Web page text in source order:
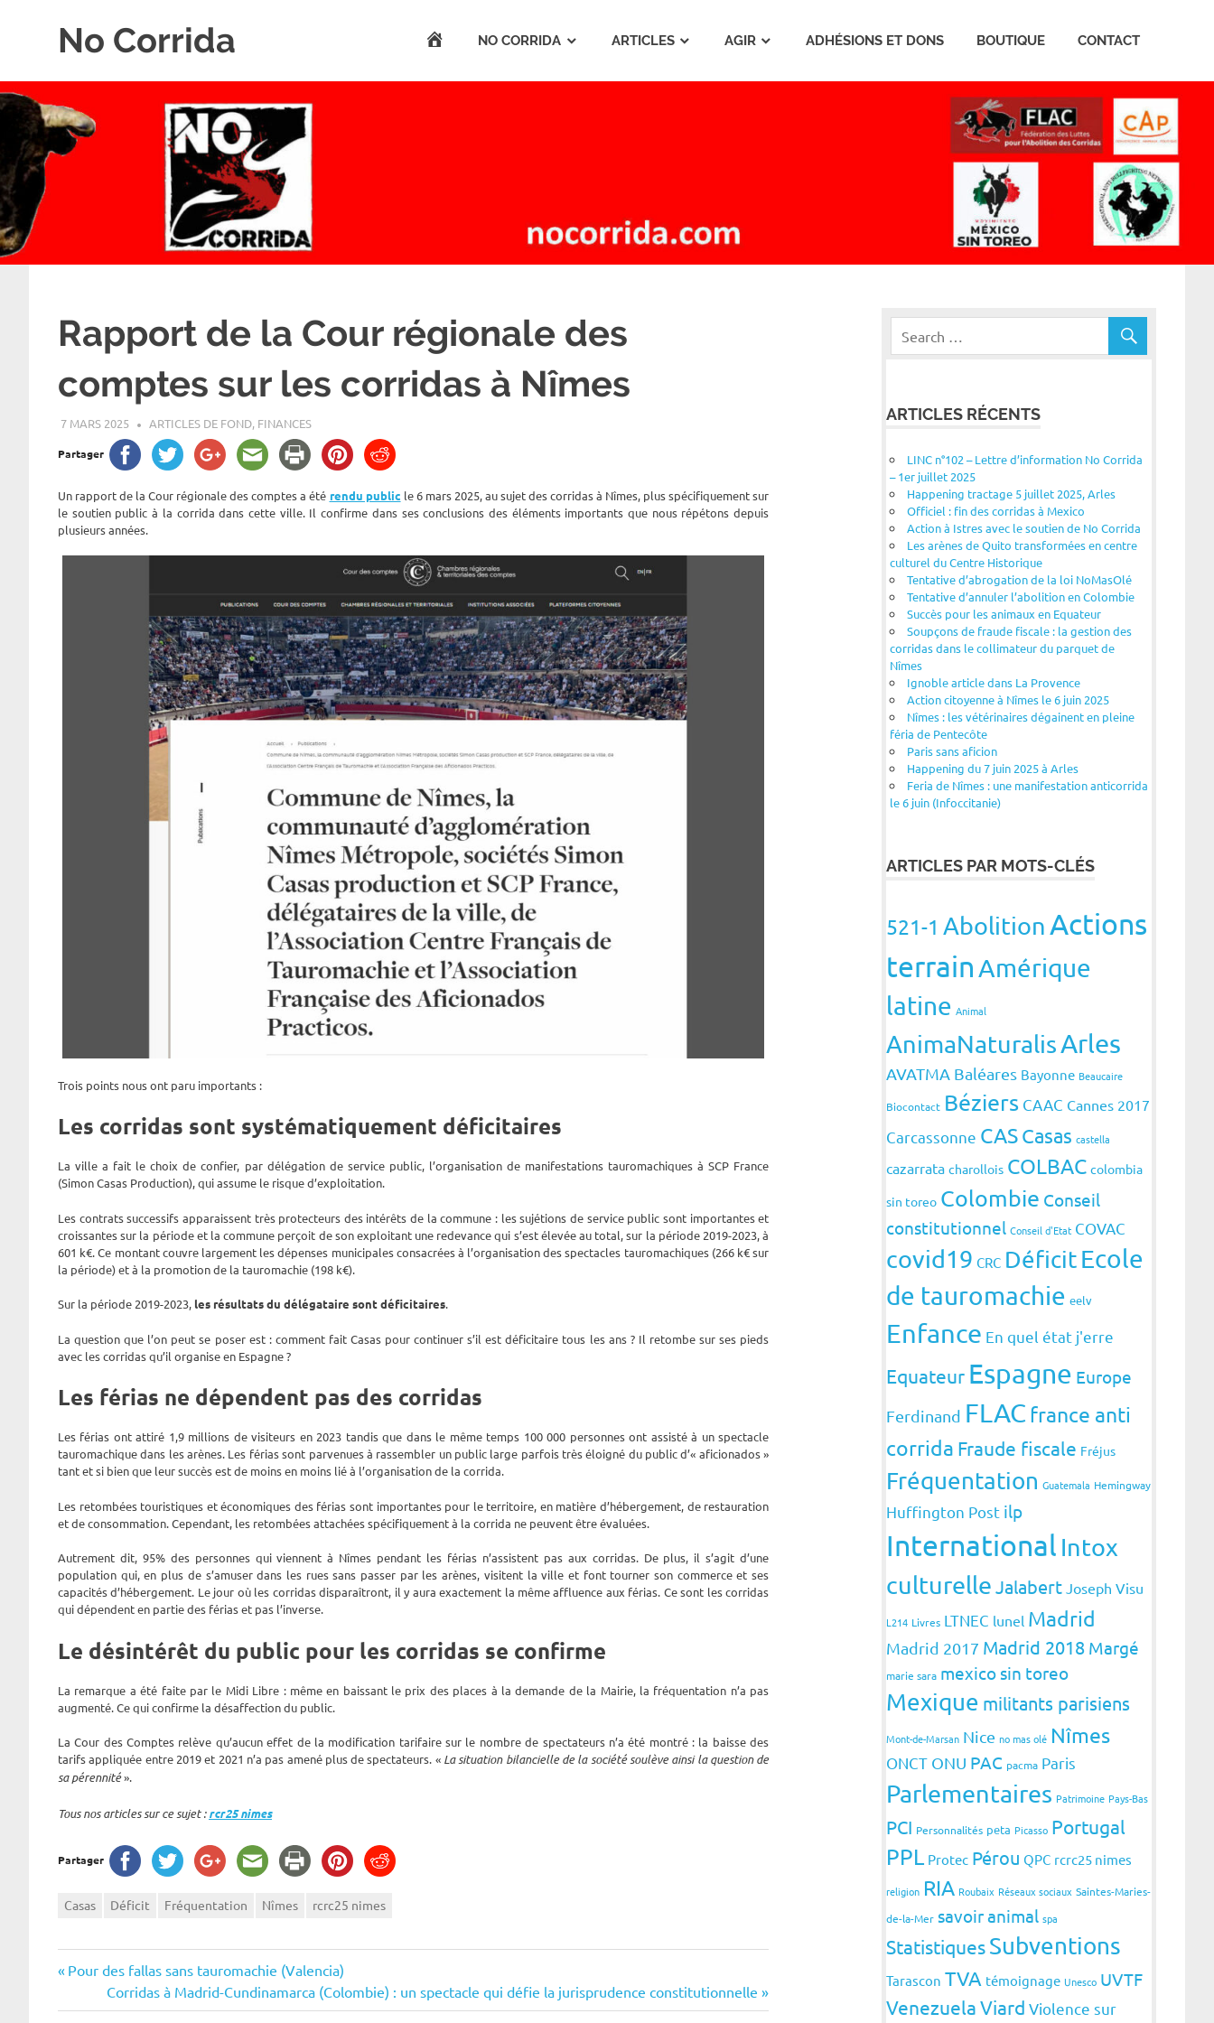
No Corrida
la
corrida
ACCUEILNO CORRIDA ARTICLES AGIR ADHÉSIONS ET DONS BOUTIQUE CONTACT
Rapport de la Cour régionale des
comptes sur les corridas à Nîmes
7 MARS 2025 ROGER LAHANA
ARTICLES DE FOND, FINANCES
Partager
Un rapport de la Cour régionale des comptes a été rendu public le 6 mars 2025, au sujet des corridas à Nîmes, plus spécifiquement sur
le soutien public à la corrida dans cette ville. Il confirme dans ses conclusions des éléments importants que nous répétons depuis
plusieurs années.
Trois points nous ont paru importants :
Les corridas sont systématiquement déficitaires
La ville a fait le choix de confier, par délégation de service public, l’organisation de manifestations tauromachiques à SCP France
(Simon Casas Production), qui assume le risque d’exploitation.
Les contrats successifs apparaissent très protecteurs des intérêts de la commune : les sujétions de service public sont importantes et
croissantes sur la période et la commune perçoit de son exploitant une redevance qui s’est élevée au total, sur la période 2019-2023, à
601 k€. Ce montant couvre largement les dépenses municipales consacrées à l’organisation des spectacles tauromachiques (266 k€ sur
la période) et à la promotion de la tauromachie (198 k€).
Sur la période 2019-2023, les résultats du délégataire sont déficitaires.
La question que l’on peut se poser est : comment fait Casas pour continuer s’il est déficitaire tous les ans ? Il retombe sur ses pieds
avec les corridas qu’il organise en Espagne ?
Les férias ne dépendent pas des corridas
Les férias ont attiré 1,9 millions de visiteurs en 2023 tandis que dans le même temps 100 000 personnes ont assisté à un spectacle
tauromachique dans les arènes. Les férias sont parvenues à rassembler un public large parfois très éloigné du public d’« aficionados »
tant et si bien que leur succès est de moins en moins lié à l’organisation de la corrida.
Les retombées touristiques et économiques des férias sont importantes pour le territoire, en matière d’hébergement, de restauration
et de consommation. Cependant, les retombées attachées spécifiquement à la corrida ne peuvent être évaluées.
Autrement dit, 95% des personnes qui viennent à Nîmes pendant les férias n’assistent pas aux corridas. De plus, il s’agit d’une
population qui, en plus de s’amuser dans les rues sans passer par les arènes, visitent la ville et font tourner son commerce et ses
capacités d’hébergement. Le jour où les corridas disparaîtront, il y aura exactement la même affluence aux férias. Ce sont les corridas
qui dépendent en partie des férias et pas l’inverse.
Le désintérêt du public pour les corridas se confirme
La remarque a été faite par le Midi Libre : même en baissant le prix des places à la demande de la Mairie, la fréquentation n’a pas
augmenté. Ce qui confirme la désaffection du public.
La Cour des Comptes relève qu’aucun effet de la modification tarifaire sur le nombre de spectateurs n’a été montré : la baisse des
tarifs appliquée entre 2019 et 2021 n’a pas amené plus de spectateurs. « La situation bilancielle de la société soulève ainsi la question de
sa pérennité».
Tous nos articles sur ce sujet :rcr25 nimes
Partager
Casas Déficit Fréquentation Nîmes rcrc25 nimes
Navigation
de
Previous
Pour des fallas sans tauromachie (Valencia)
Next
Post:
Corridas à Madrid-Cundinamarca (Colombie) : un spectacle qui défie la jurisprudence constitutionnelle
ARTICLES RÉCENTS
LINC n°102 – Lettre d’information No Corrida
– 1er juillet 2025
Happening tractage 5 juillet 2025, Arles
Officiel : fin des corridas à Mexico
Action à Istres avec le soutien de No Corrida
Les arènes de Quito transformées en centre
culturel du Centre Historique
Tentative d’abrogation de la loi NoMasOlé
Tentative d’annuler l’abolition en Colombie
Succès pour les animaux en Equateur
Soupçons de fraude fiscale : la gestion des
corridas dans le collimateur du parquet de
Nîmes
Ignoble article dans La Provence
Action citoyenne à Nîmes le 6 juin 2025
Nîmes : les vétérinaires dégainent en pleine
féria de Pentecôte
Paris sans aficion
Happening du 7 juin 2025 à Arles
Feria de Nîmes : une manifestation anticorrida
le 6 juin (Infoccitanie)
ARTICLES PAR MOTS-CLÉS
521-1 AbolitionActions
terrainAmérique
latine Animal
AnimaNaturalisArles
AVATMA Baléares Bayonne Beaucaire
Biocontact Béziers CAAC Cannes 2017
Carcassonne CASCasas castella
cazarrata charollois COLBAC colombia
sin toreo Colombie Conseil
constitutionnel Conseil d'Etat COVAC
covid19 CRC DéficitEcole
de tauromachie eelv
Enfance En quel état j'erre
Equateur Espagne Europe
Ferdinand FLAC france anti
corrida Fraude fiscale Fréjus
Fréquentation Guatemala Hemingway
Huffington Post ilp
International Intox
culturelle Jalabert Joseph Visu
L214 Livres LTNEC lunel Madrid
Madrid 2017 Madrid 2018 Margé
marie sara mexico sin toreo
Mexique militants parisiens
Mont-de-Marsan Nice no mas olé Nîmes
ONCT ONU PAC pacma Paris
Parlementaires Patrimoine Pays-Bas
PCI Personnalités peta Picasso Portugal
PPL Protec Pérou QPC rcrc25 nimes
religion RIA Roubaix Réseaux sociaux Saintes-Maries-
de-la-Mer savoir animal spa
StatistiquesSubventions
Tarascon TVA témoignage Unesco UVTF
VenezuelaViard Violence sur